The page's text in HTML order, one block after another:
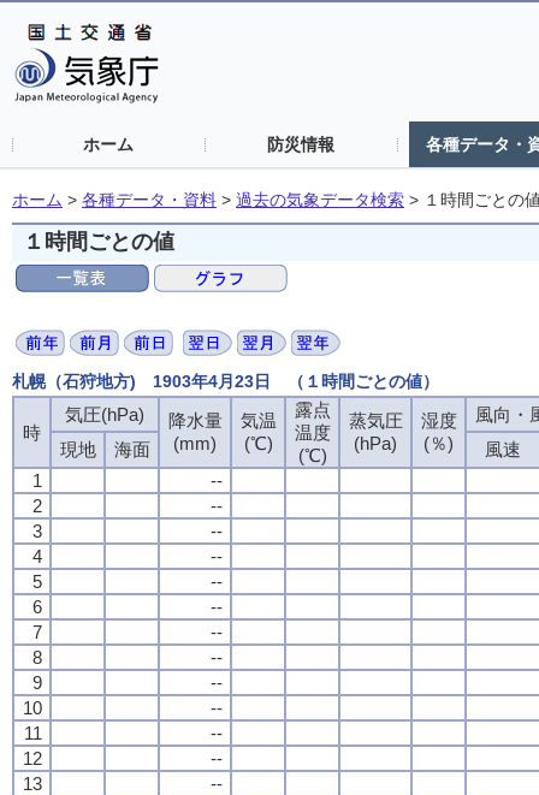
ホーム 防災情報 各種データ・
ホーム > 各種データ・資料 > 過去の気象データ検索 > １時間ごとの
１時間ごとの値
札幌（石狩地方) 1903年4月23日 （１時間ごとの値）
時
気圧(hPa)
降水量
(mm)
気温
(℃)
露点
温度
(℃)
蒸気圧
(hPa)
湿度
(％)
風向・
現地
海面
風速
1
--
2
--
3
--
4
--
5
--
6
--
7
--
8
--
9
--
10
--
11
--
12
--
13
--